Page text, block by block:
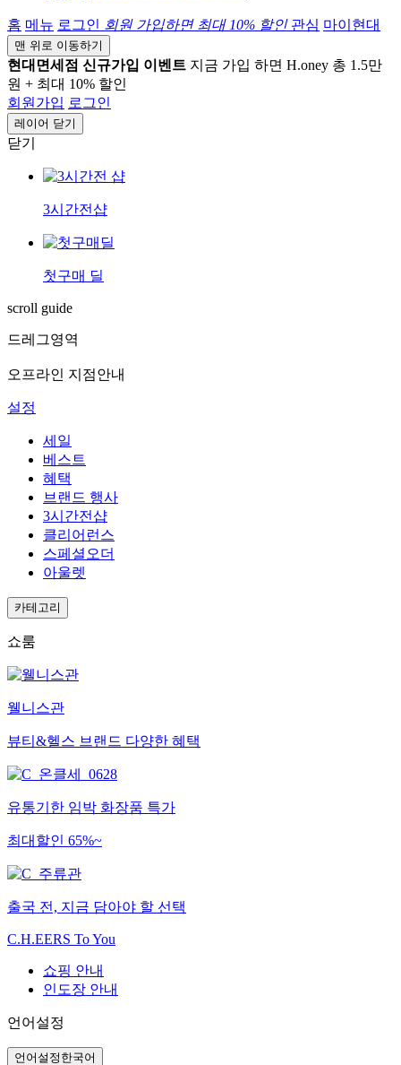
홈 메뉴 로그인 회원 가입하면 최대 10% 할인 관심 마이현대
맨 위로 이동하기
현대면세점 신규가입 이벤트 지금 가입 하면 H.oney 총 1.5만
원 + 최대 10% 할인
회원가입 로그인
레이어 닫기
닫기
3시간전샵
첫구매 딜
scroll guide
드레그영역
오프라인 지점안내
설정
세일
베스트
혜택
브랜드 행사
3시간전샵
클리어런스
스페셜오더
아울렛
카테고리
쇼룸
웰니스관
뷰티&헬스 브랜드 다양한 혜택
유통기한 임박 화장품 특가
최대할인 65%~
출국 전, 지금 담아야 할 선택
C.H.EERS To You
쇼핑 안내
인도장 안내
언어설정
언어설정 한국어